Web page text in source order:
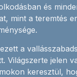
és
mint a teremtés
a
Világszerte jelen
keresztül,